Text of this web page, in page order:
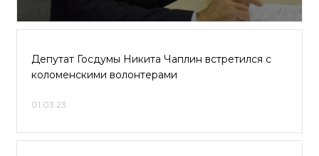
Депутат Госдумы Никита Чаплин встретился с
коломенскими волонтерами
01.03.23